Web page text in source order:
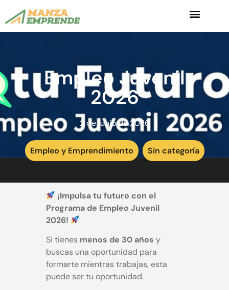
Empleo Juvenil
2026
2 de junio de 2026
Empleo y Emprendimiento , Sin categoría
¡Impulsa tu futuro con el
Programa de Empleo Juvenil
2026!
Si tienes menos de 30 años y
buscas una oportunidad para
formarte mientras trabajas, esta
puede ser tu oportunidad.